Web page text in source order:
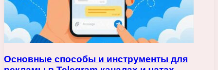
Основные способы и инструменты для